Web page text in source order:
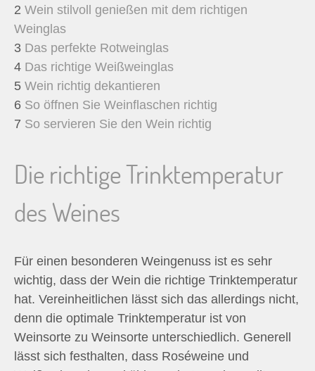
2 Wein stilvoll genießen mit dem richtigen
Weinglas
3 Das perfekte Rotweinglas
4 Das richtige Weißweinglas
5 Wein richtig dekantieren
6 So öffnen Sie Weinflaschen richtig
7 So servieren Sie den Wein richtig
Die richtige Trinktemperatur
des Weines
Für einen besonderen Weingenuss ist es sehr
wichtig, dass der Wein die richtige Trinktemperatur
hat. Vereinheitlichen lässt sich das allerdings nicht,
denn die optimale Trinktemperatur ist von
Weinsorte zu Weinsorte unterschiedlich. Generell
lässt sich festhalten, dass Roséweine und